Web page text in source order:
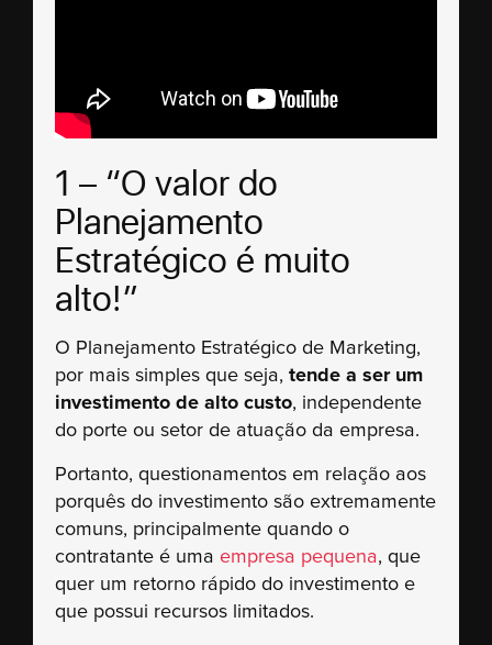
1 – “O valor do
Planejamento
Estratégico é muito
alto!”
O Planejamento Estratégico de Marketing,
por mais simples que seja, tende a ser um
investimento de alto custo, independente
do porte ou setor de atuação da empresa.
Portanto, questionamentos em relação aos
porquês do investimento são extremamente
comuns, principalmente quando o
contratante é uma empresa pequena, que
quer um retorno rápido do investimento e
que possui recursos limitados.